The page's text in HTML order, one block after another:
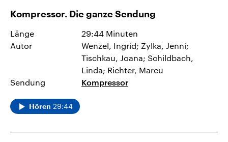
Kompressor. Die ganze Sendung
Länge
29:44 Minuten
Autor
Wenzel, Ingrid; Zylka, Jenni;
Tischkau, Joana; Schildbach,
Linda; Richter, Marcu
Sendung
Kompressor
Hören 29:44